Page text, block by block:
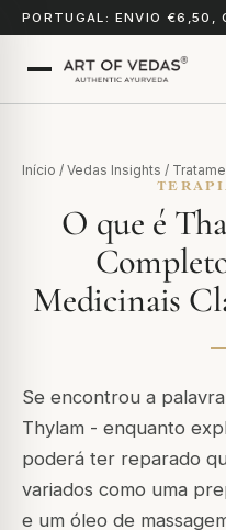
PORTUGAL: ENVIO €6,50,
Início / Vedas Insights /
O que é
Medicinais
Se encontrou a palavra
Thylam - enquanto
poderá ter reparado
variados como uma
e um óleo de